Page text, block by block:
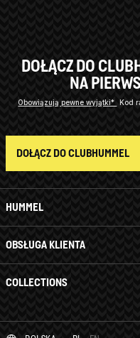
HUMMEL
OBSŁUGA KLIENTA
COLLECTIONS
DOŁĄCZ DO
NA
Obowiązują pewne wyjątki*
Kod
DOŁĄCZ DO CLUBHUMMEL